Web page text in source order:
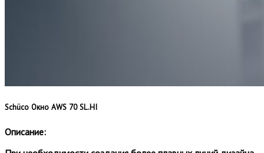
Schüco Окно AWS 70 SL.HI
Описание: